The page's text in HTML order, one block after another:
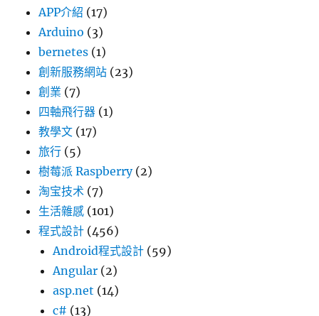
APP介紹 (17)
Arduino (3)
bernetes (1)
創新服務網站 (23)
創業 (7)
四軸飛行器 (1)
教學文 (17)
旅行 (5)
樹莓派 Raspberry(2)
淘宝技术 (7)
生活雜感 (101)
程式設計 (456)
Android程式設計 (59)
Angular (2)
asp.net (14)
c# (13)